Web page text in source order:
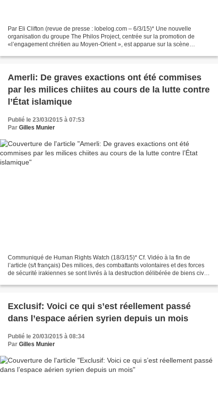
Par Eli Clifton (revue de presse : lobelog.com – 6/3/15)* Une nouvelle
organisation du groupe The Philos Project, centrée sur la promotion de
«l’engagement chrétien au Moyen-Orient », est apparue sur la scène
Amerli: De graves exactions ont été commises
par les milices chiites au cours de la lutte contre
l’État islamique
Publié le 23/03/2015 à 07:53
Par Gilles Munier
Communiqué de Human Rights Watch (18/3/15)* Cf. Vidéo à la fin de
l’article (s/t français) Des milices, des combattants volontaires et des forces
de sécurité irakiennes se sont livrés à la destruction délibérée de biens civils
Exclusif: Voici ce qui s’est réellement passé
dans l’espace aérien syrien depuis un mois
Publié le 20/03/2015 à 08:34
Par Gilles Munier